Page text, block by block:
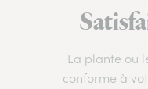
La plante ou
conforme à